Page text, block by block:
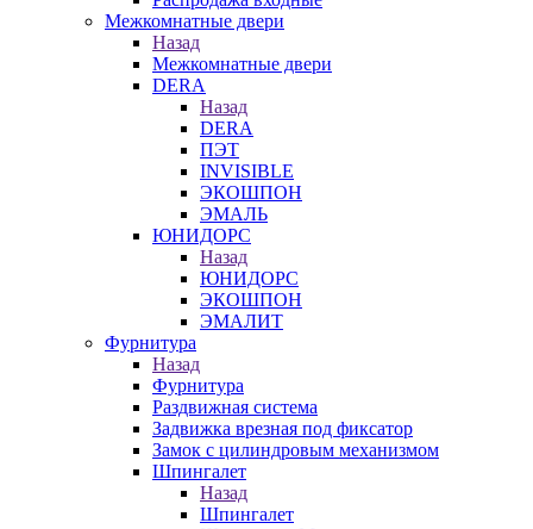
Межкомнатные двери
Назад
Межкомнатные двери
DERA
Назад
DERA
ПЭТ
INVISIBLE
ЭКОШПОН
ЭМАЛЬ
ЮНИДОРС
Назад
ЮНИДОРС
ЭКОШПОН
ЭМАЛИТ
Фурнитура
Назад
Фурнитура
Раздвижная система
Задвижка врезная под фиксатор
Замок с цилиндровым механизмом
Шпингалет
Назад
Шпингалет